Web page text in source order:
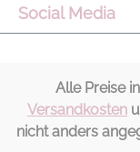
Social Media
Alle Preise
Versandkosten
nicht anders